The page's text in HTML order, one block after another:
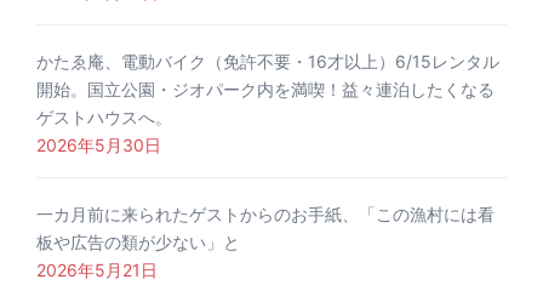
かたゑ庵、電動バイク（免許不要・16才以上）6/15レンタル
開始。国立公園・ジオパーク内を満喫！益々連泊したくなる
ゲストハウスへ。
2026年5月30日
一カ月前に来られたゲストからのお手紙、「この漁村には看
板や広告の類が少ない」と
2026年5月21日